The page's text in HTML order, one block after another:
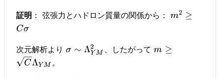
証明 ： 弦張力とハドロン質量の関係から： m2 ≥
Cσ
次元解析より σ ∼ ΛY M
2 、したがってm ≥
CΛY M 。